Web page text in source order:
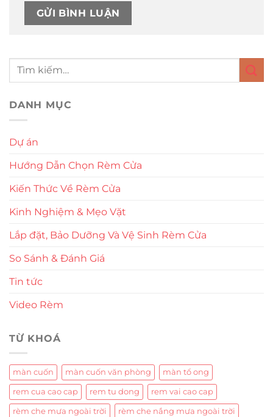
DANH MỤC
Dự án
Hướng Dẫn Chọn Rèm Cửa
Kiến Thức Về Rèm Cửa
Kinh Nghiệm & Mẹo Vặt
Lắp đặt, Bảo Dưỡng Và Vệ Sinh Rèm Cửa
So Sánh & Đánh Giá
Tin tức
Video Rèm
TỪ KHOÁ
màn cuốn màn cuốn văn phòng màn tổ ong
rem cua cao cap rem tu dong rem vai cao cap
rèm che mưa ngoài trời rèm che nắng mưa ngoài trời